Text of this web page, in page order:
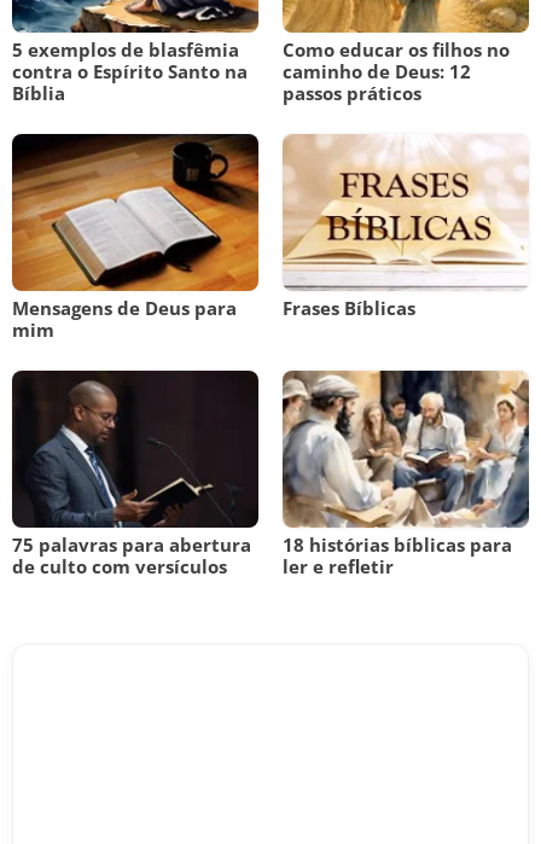
5 exemplos de blasfêmia
contra o Espírito Santo na
Bíblia
Como educar os filhos no
caminho de Deus: 12
passos práticos
Mensagens de Deus para
mim
Frases Bíblicas
75 palavras para abertura
de culto com versículos
18 histórias bíblicas para
ler e refletir